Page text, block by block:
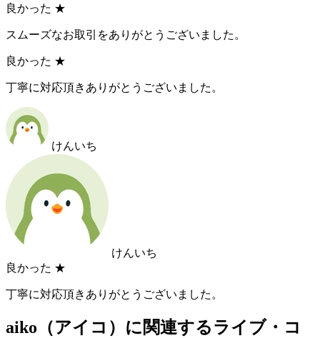
良かった ★
スムーズなお取引をありがとうございました。
良かった ★
丁寧に対応頂きありがとうございました。
けんいち
けんいち
良かった ★
丁寧に対応頂きありがとうございました。
aiko（アイコ）に関連するライブ・コ